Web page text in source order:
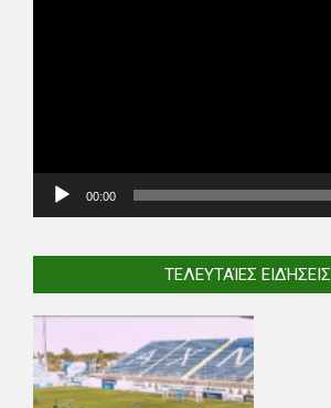
00:00
ΤΕΛΕΥΤΑΊΕΣ ΕΙΔΉΣΕΙΣ